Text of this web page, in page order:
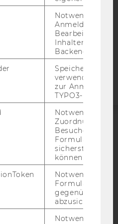
UND STUDIERENDE
Notwendig für
Anmeldung und
Bearbeitung von
Inhalten im
Backend.
Speichert die
verwendete
zur Anmeldung
TYPO3-Backend.
Notwendig, um
Zuordnung von
Besucher zu
sicherstellen zu
können.
Notwendig, um
gegenüber
abzusichern.
Notwendig zur